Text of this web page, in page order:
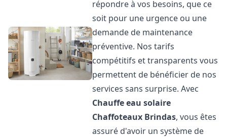
répondre à vos besoins, que ce
soit pour une urgence ou une
demande de maintenance
préventive. Nos tarifs
compétitifs et transparents vous
permettent de bénéficier de nos
services sans surprise. Avec
Chauffe eau solaire
Chaffoteaux Brindas, vous êtes
assuré d'avoir un système de